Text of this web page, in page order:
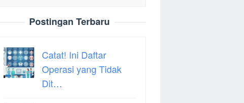
Postingan Terbaru
Catat! Ini Daftar
Operasi yang Tidak
Dit…